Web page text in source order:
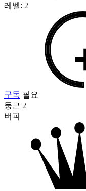
레벨: 2
구독 필요
둥근 2
버피